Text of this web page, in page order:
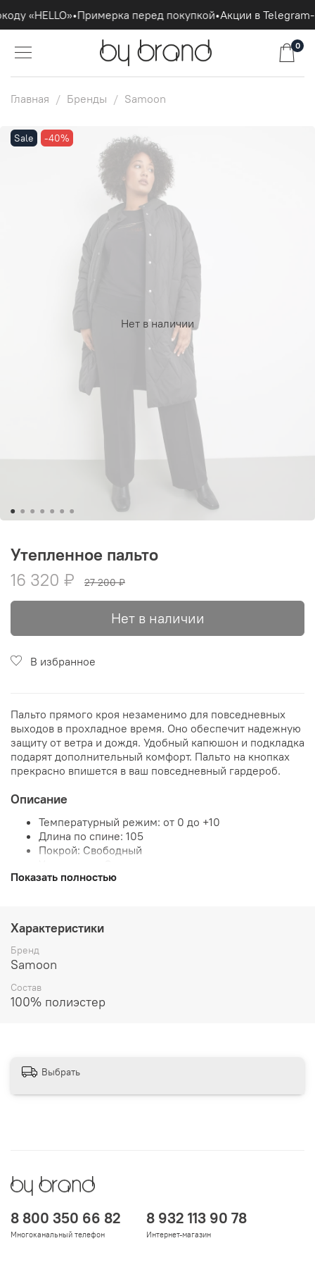
«HELLO»•Примерка перед покупкой•Акции в Telegram-
0
Главная Бренды Samoon
Нет в наличии
Sale -40%
Утепленное пальто
16 320 ₽
27 200 ₽
Нет в наличии
В избранное
Пальто прямого кроя незаменимо для повседневных
выходов в прохладное время. Оно обеспечит надежную
защиту от ветра и дождя. Удобный капюшон и подкладка
подарят дополнительный комфорт. Пальто на кнопках
прекрасно впишется в ваш повседневный гардероб.
Описание
Температурный режим: от 0 до +10
Длина по спине: 105
Покрой: Свободный
Капюшон: Несъемный капюшон
Материал подкладки: Полиэстер
Показать полностью
Характеристики
Бренд
Samoon
Состав
100% полиэстер
Выбрать
8 800 350 66 82
Многоканальный телефон
8 932 113 90 78
Интернет-магазин